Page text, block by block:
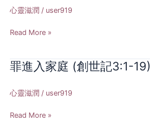
音
36;
林
多
書
15)
心靈滋潤 / user919
立
姻
(創
記
25)
Read More »
罪進入家庭 (創世記3:1-19)
心靈滋潤 / user919
罪
入
庭
Read More »